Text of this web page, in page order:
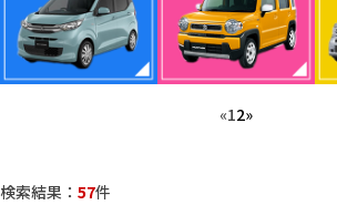
«12»
検索結果： 57件